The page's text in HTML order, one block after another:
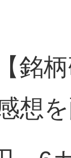
銘柄
想